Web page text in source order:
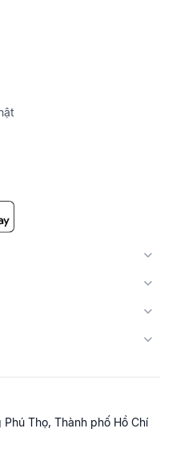
Thọ, Thành phố Hồ Chí